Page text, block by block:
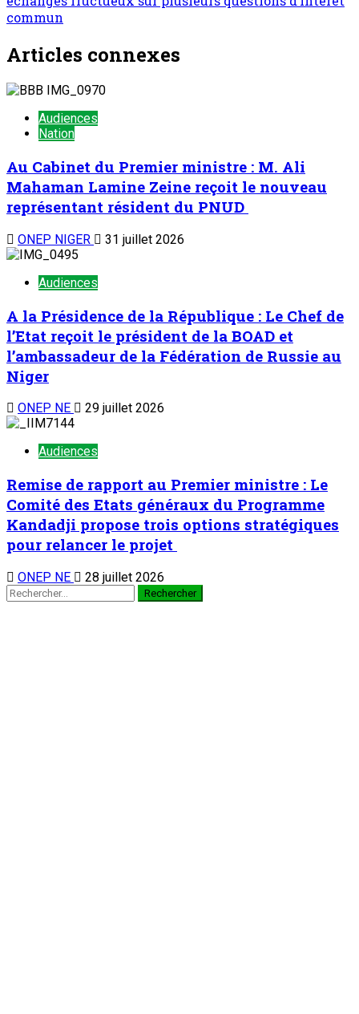
commun
Articles connexes
Audiences
Nation
Au Cabinet du Premier ministre : M. Ali
Mahaman Lamine Zeine reçoit le nouveau
représentant résident du PNUD
ONEP NIGER 31 juillet 2026
Audiences
A la Présidence de la République : Le Chef de
l’Etat reçoit le président de la BOAD et
l’ambassadeur de la Fédération de Russie au
Niger
ONEP NE 29 juillet 2026
Audiences
Remise de rapport au Premier ministre : Le
Comité des Etats généraux du Programme
Kandadji propose trois options stratégiques
pour relancer le projet
ONEP NE 28 juillet 2026